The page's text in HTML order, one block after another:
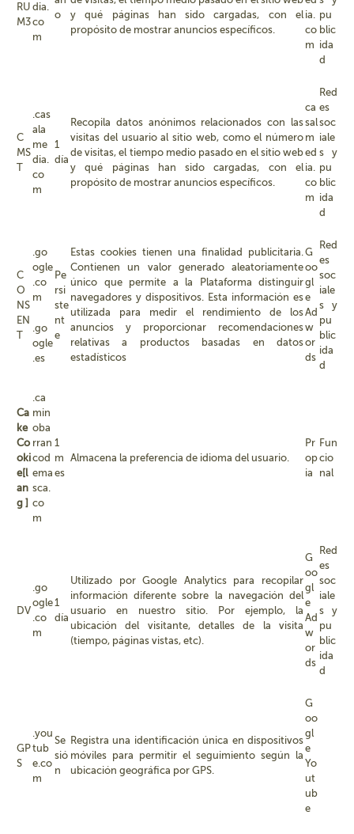
RU
M3
dia.
co
m
o
y qué páginas han sido cargadas, con el
propósito de mostrar anuncios específicos.
ia.
co
m
pu
blic
ida
d
C
MS
T
.cas
ala
me
dia.
co
m
1
día
Recopila datos anónimos relacionados con las
visitas del usuario al sitio web, como el número
de visitas, el tiempo medio pasado en el sitio web
y qué páginas han sido cargadas, con el
propósito de mostrar anuncios específicos.
ca
sal
m
ed
ia.
co
m
Red
es
soc
iale
s y
pu
blic
ida
d
C
O
NS
EN
T
.go
ogle
.co
m
.go
ogle
.es
Pe
rsi
ste
nt
e
Estas cookies tienen una finalidad publicitaria.
Contienen un valor generado aleatoriamente
único que permite a la Plataforma distinguir
navegadores y dispositivos. Esta información es
utilizada para medir el rendimiento de los
anuncios y proporcionar recomendaciones
relativas a productos basadas en datos
estadísticos
G
oo
gl
e
Ad
w
or
ds
Red
es
soc
iale
s y
pu
blic
ida
d
Ca
ke
Co
oki
e[l
an
g ]
.ca
min
oba
rran
cod
ema
sca.
co
m
1
m
es
Almacena la preferencia de idioma del usuario.
Pr
op
ia
Fun
cio
nal
DV
.go
ogle
.co
m
1
día
Utilizado por Google Analytics para recopilar
información diferente sobre la navegación del
usuario en nuestro sitio. Por ejemplo, la
ubicación del visitante, detalles de la visita
(tiempo, páginas vistas, etc).
G
oo
gl
e
Ad
w
or
ds
Red
es
soc
iale
s y
pu
blic
ida
d
GP
S
.you
tub
e.co
m
Se
sió
n
Registra una identificación única en dispositivos
móviles para permitir el seguimiento según la
ubicación geográfica por GPS.
G
oo
gl
e
Yo
ut
ub
e